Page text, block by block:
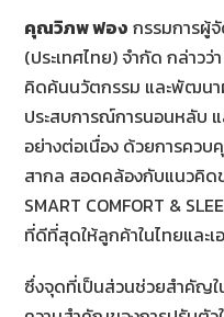
คุณวิภพ ฟอง กรรมการผู้
(ประเทศไทย) จำกัด กล่าว
คิดค้นนวัตกรรม และพัฒน
ประสบการณ์การนอนหลับ
อย่างต่อเนื่อง ด้วยการคว
สากล สอดคล้องกับแนวคิดข
SMART COMFORT &
ที่ดีที่สุดให้ลูกค้าในไทยและเ
ซึ่งจุดที่เป็นส่วนช่วยสำคัญใ